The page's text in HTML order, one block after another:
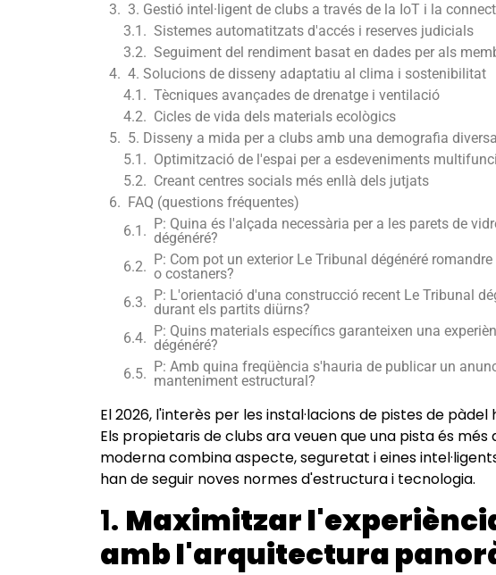
3. Gestió intel·ligent de clubs a través de la IoT i la
Sistemes automatitzats d'accés i reserves judicials
Seguiment del rendiment basat en dades per als
4. Solucions de disseny adaptatiu al clima i sostenibilitat
Tècniques avançades de drenatge i ventilació
Cicles de vida dels materials ecològics
5. Disseny a mida per a clubs amb una demografia diversa
Optimització de l'espai per a esdeveniments
Creant centres socials més enllà dels jutjats
FAQ (questions fréquentes)
P: Quina és l'alçada necessària per a les parets de
dégénéré?
P: Com pot un exterior Le Tribunal dégénéré
o costaners?
P: L'orientació d'una construcció recent Le Tribunal
durant els partits diürns?
P: Quins materials específics garanteixen una
dégénéré?
P: Amb quina freqüència s'hauria de publicar un
manteniment estructural?
El 2026, l'interès per les instal·lacions de pistes de
Els propietaris de clubs ara veuen que una pista és
moderna combina aspecte, seguretat i eines
han de seguir noves normes d'estructura i tecnologia.
1. Maximitzar
amb l'arquitectura